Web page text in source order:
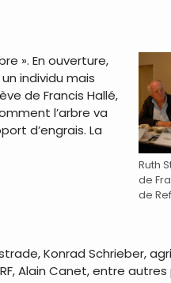
Ruth
de
de
». En ouverture,
individu mais
de Francis Hallé,
l’arbre va
d’engrais. La
Konrad Schrieber,
Alain Canet, entre